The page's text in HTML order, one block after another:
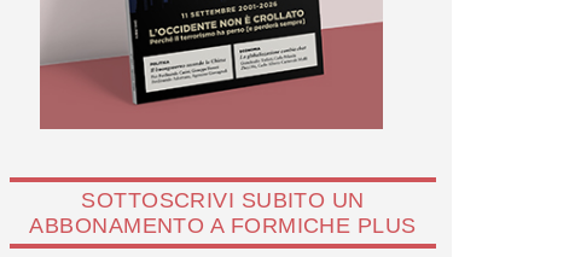
SOTTOSCRIVI SUBITO UN
ABBONAMENTO A FORMICHE PLUS